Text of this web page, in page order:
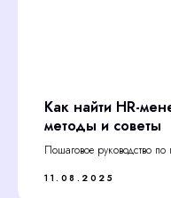
Как найти HR-
методы и советы
Пошаговое руководство
11.08.2025